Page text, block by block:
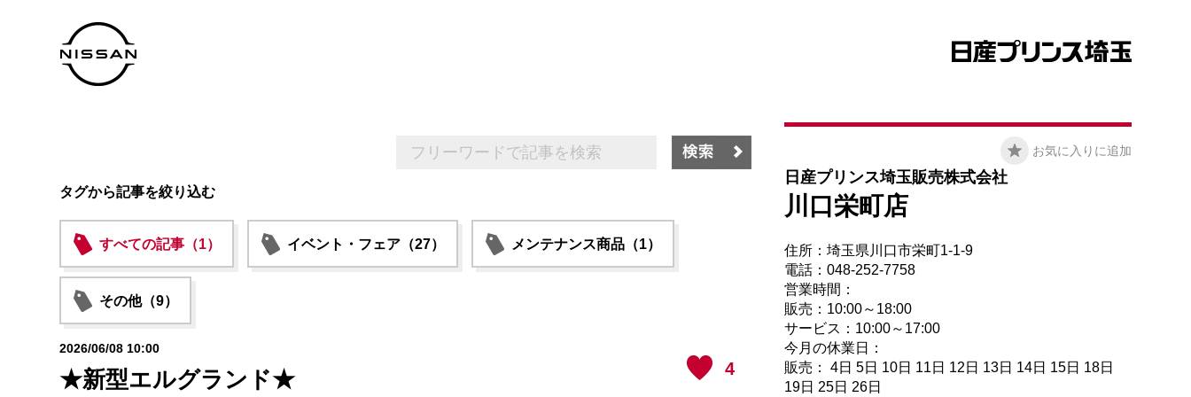
タグから記事を絞り込む
すべての記事（1） イベント・フェア（27） メンテナンス商品（1）
その他（9）
4
2026/06/08 10:00
★新型エルグランド★
お気に入りに追加
日産プリンス埼玉販売株式会社
川口栄町店
住所：埼玉県川口市栄町1-1-9
電話：048-252-7758
営業時間：
販売：10:00～18:00
サービス：10:00～17:00
今月の休業日：
販売： 4日 5日 10日 11日 12日 13日 14日 15日 18日
19日 25日 26日